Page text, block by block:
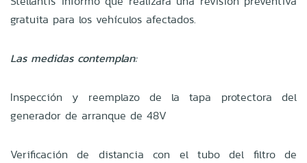
gratuita para los vehículos afectados.
Las medidas contemplan:
Inspección y reemplazo de la tapa protectora del
generador de arranque de 48V
Verificación de distancia con el tubo del filtro de